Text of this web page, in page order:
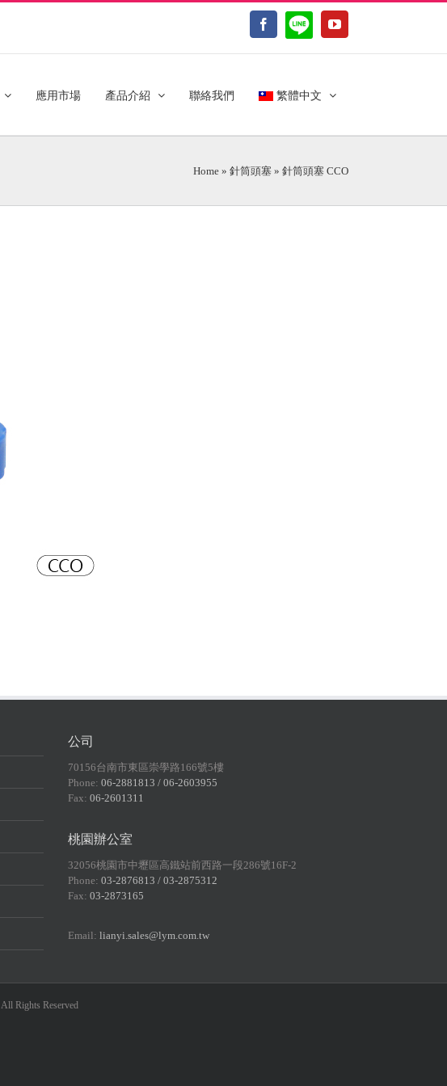
Facebook
LINE@ YouTube
應用市場 產品介紹 聯絡我們 繁體中文
Home » 針筒頭塞 » 針筒頭塞 CCO
公司
70156台南市東區崇學路166號5樓
Phone:06-2881813 / 06-2603955
Fax:06-2601311
桃園辦公室
32056桃園市中壢區高鐵站前西路一段286號16F-2
Phone:03-2876813 / 03-2875312
Fax:03-2873165
Email:lianyi.sales@lym.com.tw
| All Rights Reserved